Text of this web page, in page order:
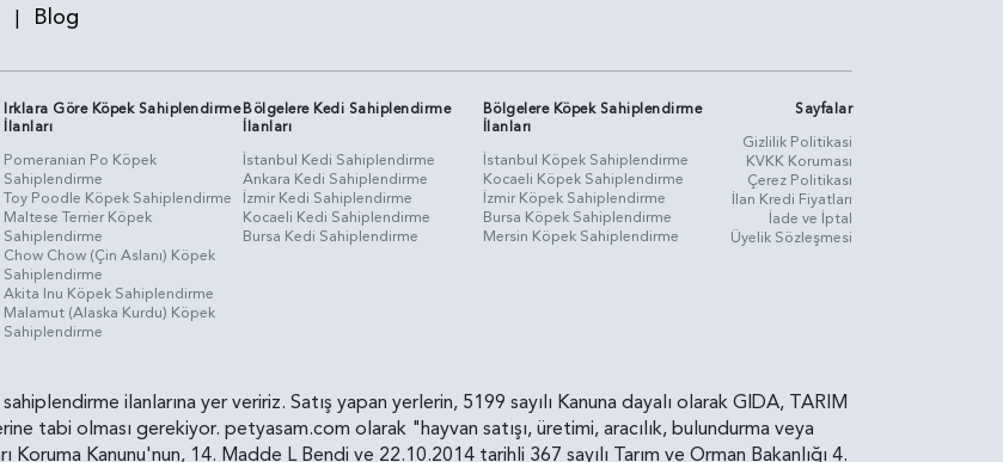
| Blog
Irklara Göre Köpek Sahiplendirme
İlanları
Pomeranian Po Köpek
Sahiplendirme
Toy Poodle Köpek Sahiplendirme
Maltese Terrier Köpek
Sahiplendirme
Chow Chow (Çin Aslanı) Köpek
Sahiplendirme
Akita Inu Köpek Sahiplendirme
Malamut (Alaska Kurdu) Köpek
Sahiplendirme
Bölgelere Kedi Sahiplendirme
İlanları
İstanbul Kedi Sahiplendirme
Ankara Kedi Sahiplendirme
İzmir Kedi Sahiplendirme
Kocaeli Kedi Sahiplendirme
Bursa Kedi Sahiplendirme
Bölgelere Köpek Sahiplendirme
İlanları
İstanbul Köpek Sahiplendirme
Kocaeli Köpek Sahiplendirme
İzmir Köpek Sahiplendirme
Bursa Köpek Sahiplendirme
Mersin Köpek Sahiplendirme
Sayfalar
Gizlilik Politikasi
KVKK Koruması
Çerez Politikası
İlan Kredi Fiyatları
İade ve İptal
Üyelik Sözleşmesi
ilanlarına yer veririz. Satış yapan yerlerin, 5199 sayılı Kanuna dayalı olarak GIDA, TARIM
tabi olması gerekiyor. petyasam.com olarak "hayvan satışı, üretimi, aracılık, bulundurma veya
Koruma Kanunu'nun, 14. Madde L Bendi ve 22.10.2014 tarihli 367 sayılı Tarım ve Orman Bakanlığı 4.